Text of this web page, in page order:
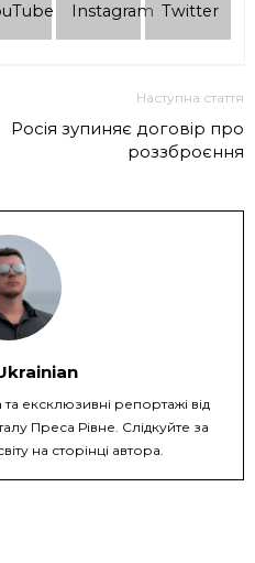
Instagram Twitter
Наступна стаття
Росія зупиняє договір про
роззброєння
ексклюзивні репортажі від
Преса Рівне. Слідкуйте за
на сторінці автора.